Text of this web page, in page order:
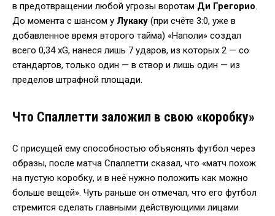
в предотвращении любой угрозы воротам Ди Грегорио.
До момента с шансом у Лукаку (при счёте 3:0, уже в
добавленное время второго тайма) «Наполи» создал
всего 0,34 xG, нанеся лишь 7 ударов, из которых 2 — со
стандартов, только один — в створ и лишь один — из
пределов штрафной площади.
Что Спаллетти заложил в свою «коробку»
С присущей ему способностью объяснять футбол через
образы, после матча Спаллетти сказал, что «матч похож
на пустую коробку, и в неё нужно положить как можно
больше вещей». Чуть раньше он отмечал, что его футбол
стремится сделать главными действующими лицами